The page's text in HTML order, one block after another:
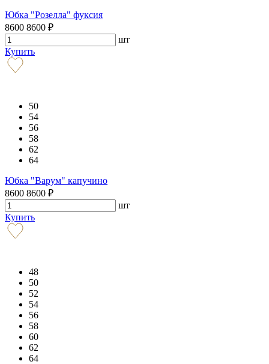
Юбка "Розелла" фуксия
8600 8600 ₽
шт
Купить
50
54
56
58
62
64
Юбка "Варум" капучино
8600 8600 ₽
шт
Купить
48
50
52
54
56
58
60
62
64